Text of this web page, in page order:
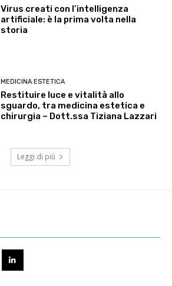
Virus creati con l’intelligenza
artificiale: è la prima volta nella
storia
MEDICINA ESTETICA
Restituire luce e vitalità allo
sguardo, tra medicina estetica e
chirurgia – Dott.ssa Tiziana Lazzari
Leggi di più